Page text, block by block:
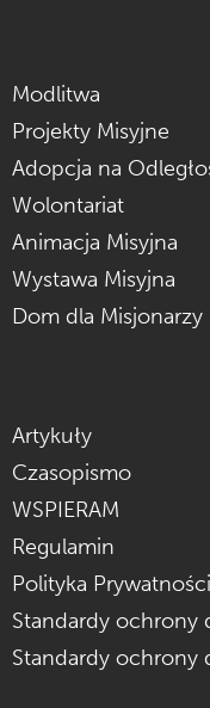
Modlitwa
Projekty Misyjne
Adopcja na
Wolontariat
Animacja Misyjna
Wystawa Misyjna
Dom dla Misjonarzy
Artykuły
Czasopismo
WSPIERAM
Regulamin
Polityka Prywatności
Standardy ochrony
Standardy ochrony